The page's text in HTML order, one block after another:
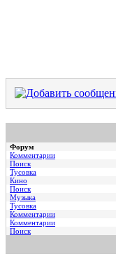
Форум
Комментарии
Поиск
Тусовка
Кино
Поиск
Музыка
Тусовка
Комментарии
Комментарии
Поиск